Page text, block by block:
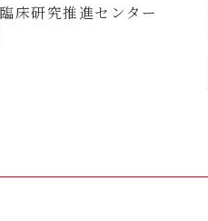
床研究推進センター